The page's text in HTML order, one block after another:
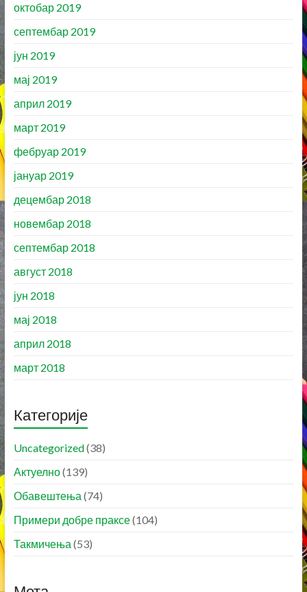
октобар 2019
септембар 2019
јун 2019
мај 2019
април 2019
март 2019
фебруар 2019
јануар 2019
децембар 2018
новембар 2018
септембар 2018
август 2018
јун 2018
мај 2018
април 2018
март 2018
Категорије
Uncategorized(38)
Актуелно(139)
Обавештења (74)
Примери добре праксе(104)
Такмичења (53)